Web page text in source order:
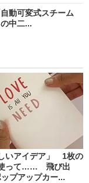
動可変式スチーム
中二...
しいアイデア」 1枚の
って…… 飛び出
プアップカー...